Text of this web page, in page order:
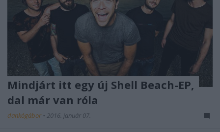
Mindjárt itt egy új Shell Beach-EP,
dal már van róla
dankógábor • 2016. január 07.